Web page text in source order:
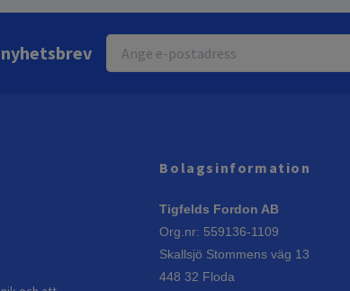
Bolagsinformation
Tigfelds Fordon AB
Org.nr: 559136-1109
Skallsjö Stommens väg 13
448 32 Floda